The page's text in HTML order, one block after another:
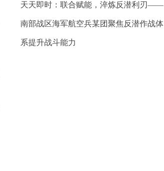
天天即时：联合赋能，淬炼反潜利刃——
南部战区海军航空兵某团聚焦反潜作战体
系提升战斗能力